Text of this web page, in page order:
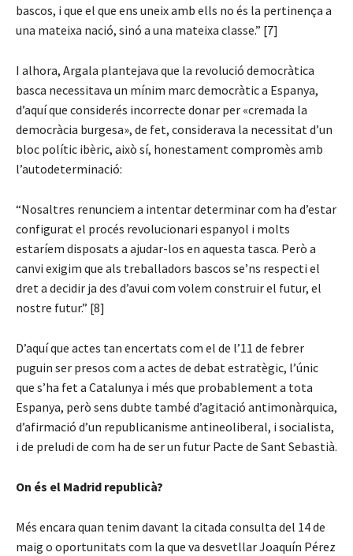
bascos, i que el que ens uneix amb ells no és la pertinença a
una mateixa nació, sinó a una mateixa classe.” [7]
I alhora, Argala plantejava que la revolució democràtica
basca necessitava un mínim marc democràtic a Espanya,
d’aquí que considerés incorrecte donar per «cremada la
democràcia burgesa», de fet, considerava la necessitat d’un
bloc polític ibèric, això sí, honestament compromès amb
l’autodeterminació:
“Nosaltres renunciem a intentar determinar com ha d’estar
configurat el procés revolucionari espanyol i molts
estaríem disposats a ajudar-los en aquesta tasca. Però a
canvi exigim que als treballadors bascos se’ns respecti el
dret a decidir ja des d’avui com volem construir el futur, el
nostre futur.” [8]
D’aquí que actes tan encertats com el de l’11 de febrer
puguin ser presos com a actes de debat estratègic, l’únic
que s’ha fet a Catalunya i més que probablement a tota
Espanya, però sens dubte també d’agitació antimonàrquica,
d’afirmació d’un republicanisme antineoliberal, i socialista,
i de preludi de com ha de ser un futur Pacte de Sant Sebastià.
On és el Madrid republicà?
Més encara quan tenim davant la citada consulta del 14 de
maig o oportunitats com la que va desvetllar Joaquín Pérez